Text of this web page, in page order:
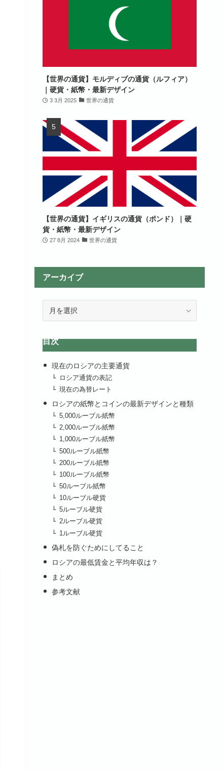
【世界の通貨】モルディブの通貨（ルフィア）
｜硬貨・紙幣・最新デザイン
3 3月 2025 世界の通貨
【世界の通貨】イギリスの通貨（ポンド）｜硬
貨・紙幣・最新デザイン
27 8月 2024 世界の通貨
アーカイブ
イ
目次
現在のロシアの主要通貨
ロシア通貨の表記
現在の為替レート
ロシアの紙幣とコインの最新デザインと種類
5,000ルーブル紙幣
2,000ルーブル紙幣
1,000ルーブル紙幣
500ルーブル紙幣
200ルーブル紙幣
100ルーブル紙幣
50ルーブル紙幣
10ルーブル硬貨
5ルーブル硬貨
2ルーブル硬貨
1ルーブル硬貨
偽札を防ぐためにしてること
ロシアの最低賃金と平均年収は？
まとめ
参考文献